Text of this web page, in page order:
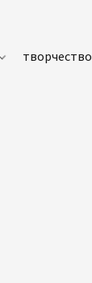
творчество